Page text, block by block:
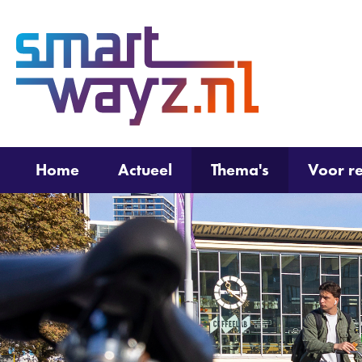
Home Actueel Thema's Voor